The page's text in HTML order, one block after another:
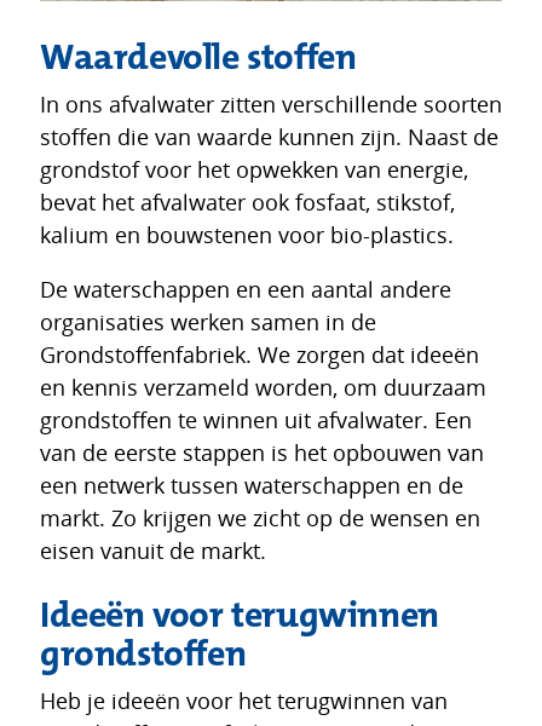
Waardevolle stoffen
In ons afvalwater zitten verschillende soorten
stoffen die van waarde kunnen zijn. Naast de
grondstof voor het opwekken van energie,
bevat het afvalwater ook fosfaat, stikstof,
kalium en bouwstenen voor bio-plastics.
De waterschappen en een aantal andere
organisaties werken samen in de
Grondstoffenfabriek. We zorgen dat ideeën
en kennis verzameld worden, om duurzaam
grondstoffen te winnen uit afvalwater. Een
van de eerste stappen is het opbouwen van
een netwerk tussen waterschappen en de
markt. Zo krijgen we zicht op de wensen en
eisen vanuit de markt.
Ideeën voor terugwinnen
grondstoffen
Heb je ideeën voor het terugwinnen van